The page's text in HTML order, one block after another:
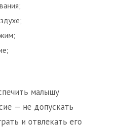
малышу
— не допускать
и отвлекать его